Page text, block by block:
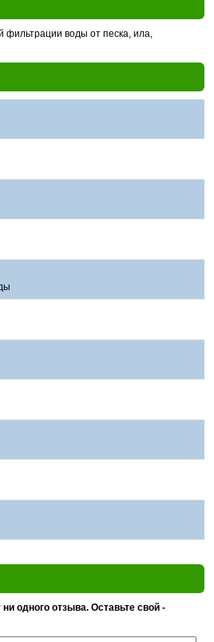
фильтрации воды от песка, ила,
одного отзыва. Оставьте свой -